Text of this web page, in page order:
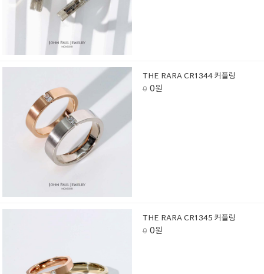
THE RARA CR1344 커플링
0 0원
THE RARA CR1345 커플링
0 0원